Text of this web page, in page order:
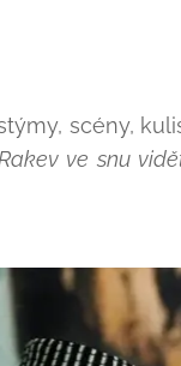
scény,
ve snu